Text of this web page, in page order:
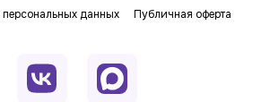
персональных данных
Публичная оферта